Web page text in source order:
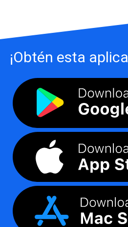
¡Obtén esta